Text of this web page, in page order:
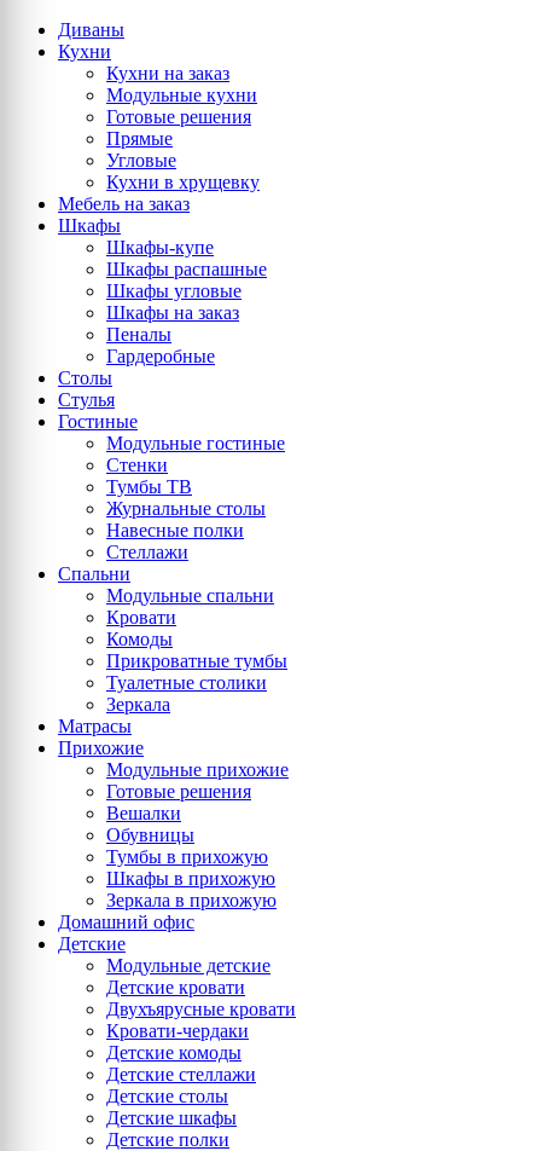
Диваны
Кухни
Кухни на заказ
Модульные кухни
Готовые решения
Прямые
Угловые
Кухни в хрущевку
Мебель на заказ
Шкафы
Шкафы-купе
Шкафы распашные
Шкафы угловые
Шкафы на заказ
Пеналы
Гардеробные
Столы
Стулья
Гостиные
Модульные гостиные
Стенки
Тумбы ТВ
Журнальные столы
Навесные полки
Стеллажи
Спальни
Модульные спальни
Кровати
Комоды
Прикроватные тумбы
Туалетные столики
Зеркала
Матрасы
Прихожие
Модульные прихожие
Готовые решения
Вешалки
Обувницы
Тумбы в прихожую
Шкафы в прихожую
Зеркала в прихожую
Домашний офис
Детские
Модульные детские
Детские кровати
Двухъярусные кровати
Кровати-чердаки
Детские комоды
Детские стеллажи
Детские столы
Детские шкафы
Детские полки